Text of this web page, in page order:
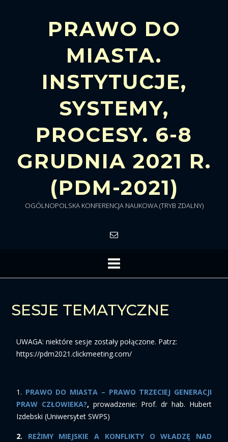
PRAWO DO
MIASTA.
INSTYTUCJE,
SYSTEMY,
PROCESY. 6-8
GRUDNIA 2021 R.
(PDM-2021)
OGÓLNOPOLSKA KONFERENCJA NAUKOWA (TRYB ZDALNY)
SESJE TEMATYCZNE
UWAGA: niektóre sesje zostały połączone. Patrz:
https://pdm2021.clickmeeting.com/
1. PRAWO DO MIASTA – PRAWO TRZECIEJ GENERACJI
PRAW CZŁOWIEKA?, prowadzenie: Prof. dr hab. Hubert
Izdebski (Uniwersytet SWPS)
2. REŻIMY MIEJSKIE A KONFLIKTY O WŁADZĘ NAD